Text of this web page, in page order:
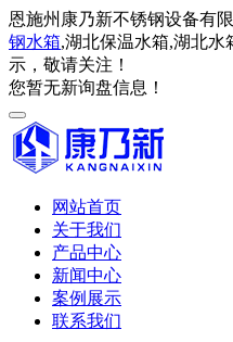
恩施州康乃新不锈钢设备有
钢水箱,湖北保温水箱,湖北水
示，敬请关注！
您暂无新询盘信息！
网站首页
关于我们
产品中心
新闻中心
案例展示
联系我们